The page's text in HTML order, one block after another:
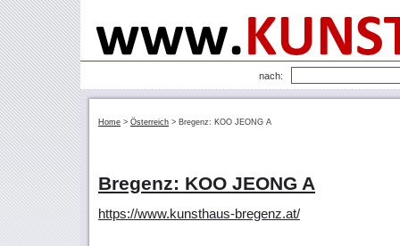
nach:
Home > Österreich > Bregenz: KOO JEONG A
Bregenz: KOO JEONG A
https://www.kunsthaus-bregenz.at/